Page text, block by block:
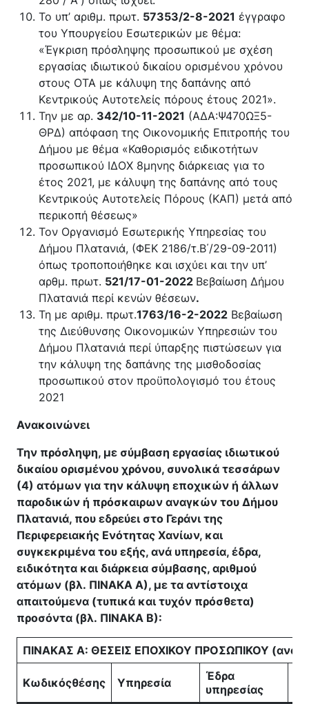
Το υπ’ αριθμ. πρωτ. 57353/2-8-2021 έγγραφο
του Υπουργείου Εσωτερικών με θέμα:
«Έγκριση πρόσληψης προσωπικού με σχέση
εργασίας ιδιωτικού δικαίου ορισμένου χρόνου
στους ΟΤΑ με κάλυψη της δαπάνης από
Κεντρικούς Αυτοτελείς πόρους έτους 2021».
Την με αρ. 342/10-11-2021 (ΑΔΑ:Ψ470ΩΞ5-
ΘΡΔ) απόφαση της Οικονομικής Επιτροπής του
Δήμου με θέμα «Καθορισμός ειδικοτήτων
προσωπικού ΙΔΟΧ 8μηνης διάρκειας για το
έτος 2021, με κάλυψη της δαπάνης από τους
Κεντρικούς Αυτοτελείς Πόρους (ΚΑΠ) μετά από
περικοπή θέσεως»
Τον Οργανισμό Εσωτερικής Υπηρεσίας του
Δήμου Πλατανιά, (ΦΕΚ 2186/τ.Β΄/29-09-2011)
όπως τροποποιήθηκε και ισχύει και την υπ’
αρθμ. πρωτ. 521/17-01-2022 Βεβαίωση Δήμου
Πλατανιά περί κενών θέσεων.
Τη με αριθμ. πρωτ.1763/16-2-2022 Βεβαίωση
της Διεύθυνσης Οικονομικών Υπηρεσιών του
Δήμου Πλατανιά περί ύπαρξης πιστώσεων για
την κάλυψη της δαπάνης της μισθοδοσίας
προσωπικού στον προϋπολογισμό του έτους
2021
Ανακοινώνει
Την πρόσληψη, με σύμβαση εργασίας ιδιωτικού
δικαίου ορισμένου χρόνου, συνολικά τεσσάρων
(4) ατόμων για την κάλυψη εποχικών ή άλλων
παροδικών ή πρόσκαιρων αναγκών του Δήμου
Πλατανιά, που εδρεύει στο Γεράνι της
Περιφερειακής Ενότητας Χανίων, και
συγκεκριμένα του εξής, ανά υπηρεσία, έδρα,
ειδικότητα και διάρκεια σύμβασης, αριθμού
ατόμων (βλ. ΠΙΝΑΚΑ Α), με τα αντίστοιχα
απαιτούμενα (τυπικά και τυχόν πρόσθετα)
προσόντα (βλ. ΠΙΝΑΚΑ Β):
ΠΙΝΑΚΑΣ Α: ΘΕΣΕΙΣ ΕΠΟΧΙΚΟΥ ΠΡΟΣΩΠΙΚΟΥ (ανά
Κωδικόςθέσης Υπηρεσία
Έδρα
υπηρεσίας